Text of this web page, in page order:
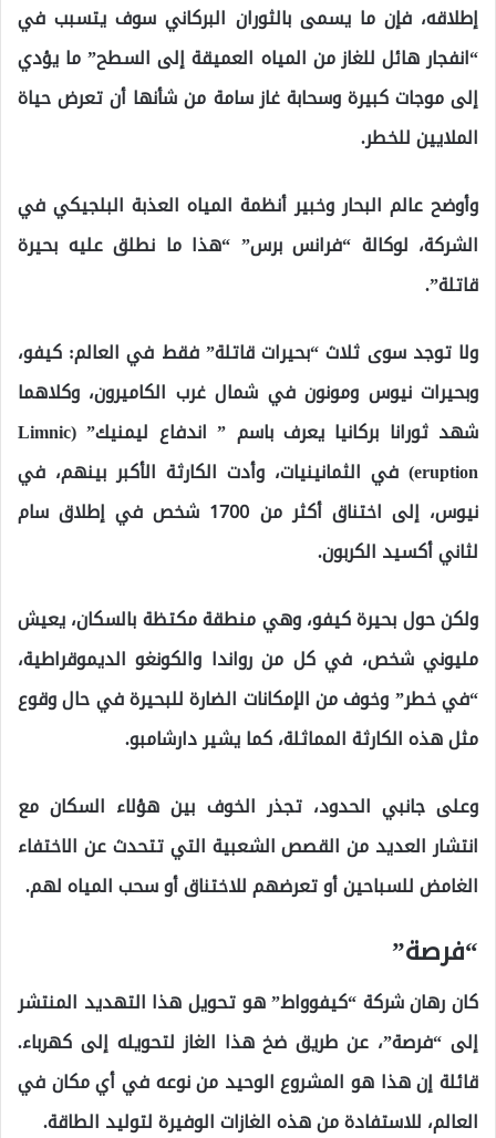
إطلاقه، فإن ما يسمى بالثوران البركاني سوف يتسبب في
“انفجار هائل للغاز من المياه العميقة إلى السطح” ما يؤدي
إلى موجات كبيرة وسحابة غاز سامة من شأنها أن تعرض حياة
الملايين للخطر.
وأوضح عالم البحار وخبير أنظمة المياه العذبة البلجيكي في
الشركة، لوكالة “فرانس برس” “هذا ما نطلق عليه بحيرة
قاتلة”.
ولا توجد سوى ثلاث “بحيرات قاتلة” فقط في العالم: كيفو،
وبحيرات نيوس ومونون في شمال غرب الكاميرون، وكلاهما
شهد ثورانا بركانيا يعرف باسم ” اندفاع ليمنيك” (Limnic
eruption) في الثمانينيات، وأدت الكارثة الأكبر بينهم، في
نيوس، إلى اختناق أكثر من 1700 شخص في إطلاق سام
لثاني أكسيد الكربون.
ولكن حول بحيرة كيفو، وهي منطقة مكتظة بالسكان، يعيش
مليوني شخص، في كل من رواندا والكونغو الديموقراطية،
“في خطر” وخوف من الإمكانات الضارة للبحيرة في حال وقوع
مثل هذه الكارثة المماثلة، كما يشير دارشامبو.
وعلى جانبي الحدود، تجذر الخوف بين هؤلاء السكان مع
انتشار العديد من القصص الشعبية التي تتحدث عن الاختفاء
الغامض للسباحين أو تعرضهم للاختناق أو سحب المياه لهم.
“فرصة”
كان رهان شركة “كيفوواط” هو تحويل هذا التهديد المنتشر
إلى “فرصة”، عن طريق ضخ هذا الغاز لتحويله إلى كهرباء.
قائلة إن هذا هو المشروع الوحيد من نوعه في أي مكان في
العالم، للاستفادة من هذه الغازات الوفيرة لتوليد الطاقة.